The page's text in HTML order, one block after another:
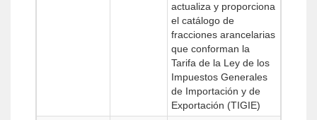
actualiza y proporciona
el catálogo de
fracciones arancelarias
que conforman la
Tarifa de la Ley de los
Impuestos Generales
de Importación y de
Exportación (TIGIE)